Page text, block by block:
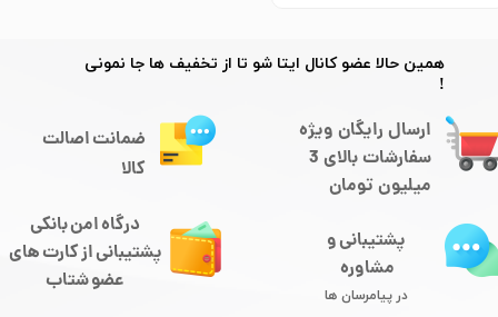
ارسال رایگان ویژه
سفارشات بالای 3
میلیون تومان
درگاه امن بانکی
​​​​​​پشتیبانی از کارت های
​​​​​​​عضو شتاب
پشتیبانی و
مشاوره
در پیامرسان ها
ضمانت اصالت
کالا
​​همین حالا عضو کانال ایتا شو تا از تخفیف ها جا نمونی
!